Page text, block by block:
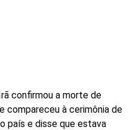
confirmou a morte de
compareceu à cerimônia de
país e disse que estava